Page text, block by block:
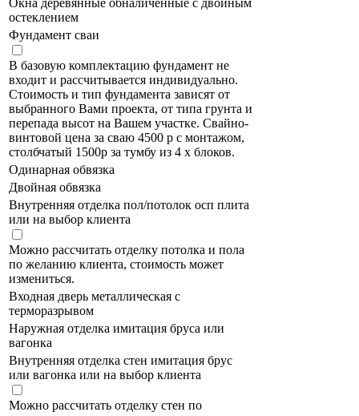
остеклением
Фундамент сваи
В базовую комплектацию фундамент не
входит и рассчитывается индивидуально.
Стоимость и тип фундамента зависят от
выбранного Вами проекта, от типа грунта и
перепада высот на Вашем участке. Свайно-
винтовой цена за сваю 4500 р с монтажом,
столбчатый 1500р за тумбу из 4 х блоков.
Одинарная обвязка
Двойная обвязка
Внутренняя отделка пол/потолок осп плита
или на выбор клиента
Можно рассчитать отделку потолка и пола
по желанию клиента, стоимость может
измениться.
Входная дверь металлическая с
терморазрывом
Наружная отделка имитация бруса или
вагонка
Внутренняя отделка стен имитация брус
или вагонка или на выбор клиента
Можно рассчитать отделку стен по